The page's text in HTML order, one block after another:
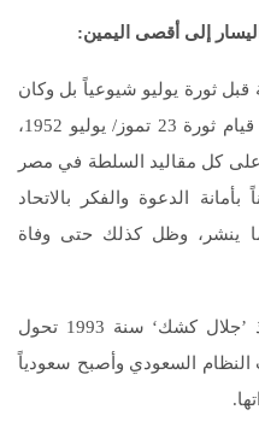
إلى أقصى اليمين:
قبل ثورة يوليو شيوعياً بل وكان
من مؤسسي الحزب الشيوعي ومع قيام ثورة 23 تموز/ يوليو 1952،
كل مقاليد السلطة في مصر
الدعوة والفكر بالاتحاد
ينشر، وظل كذلك حتى وفاة
ومنذ عام 1971 وحتى وفاة الأستاذ ’جلال كشك‘ سنة 1993 تحول
السعودي وأصبح سعودياً